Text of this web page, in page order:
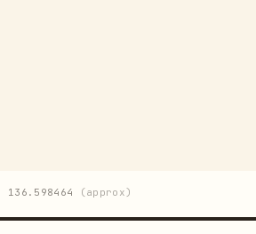
136.598464 (approx)